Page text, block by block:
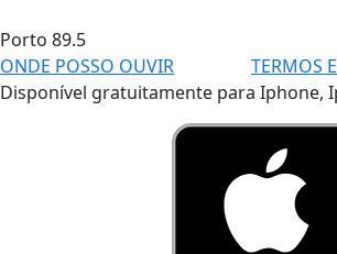
Porto 89.5
ONDE POSSO OUVIR
TERMOS
Disponível gratuitamente para Iphone,